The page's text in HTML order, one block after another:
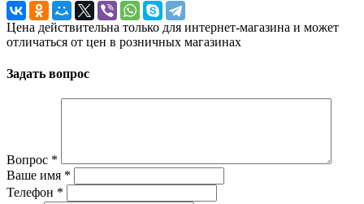
Цена действительна только для интернет-магазина и может
отличаться от цен в розничных магазинах
Задать вопрос
Вопрос *
Ваше имя *
Телефон *